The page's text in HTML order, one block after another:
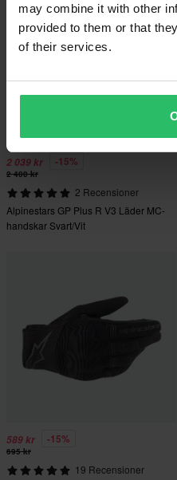
may combine it with other
provided to them or that
of their services.
2 039 kr -15%
2 400 kr
2 Recensioner
Alpinestars GP Plus R V3 Läder MC-
handskar Svart/Vit
589 kr -15%
695 kr
19 Recensioner